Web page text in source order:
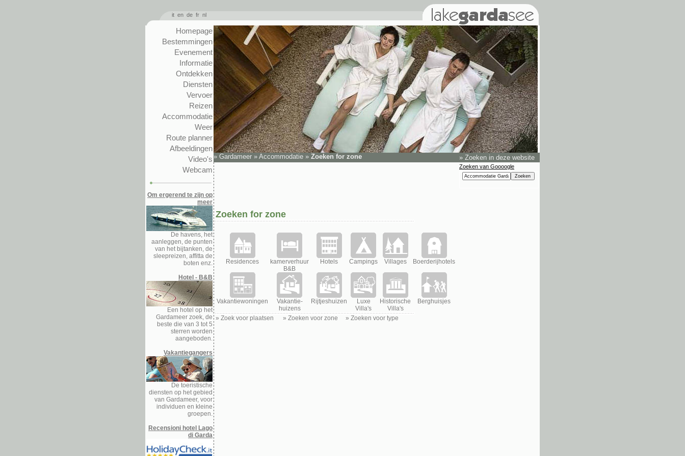
it en de fr nl
Homepage
Bestemmingen
Evenement
Informatie
Ontdekken
Diensten
Vervoer
Reizen
Accommodatie
Weer
Route planner
Afbeeldingen
Video's
Webcam
Om ergerend te zijn op
meer
De havens, het
aanleggen, de punten
van het bijtanken, de
sleepreizen, affitta de
boten enz.
Hotel - B&B
Een hotel op het
Gardameer zoek, de
beste die van 3 tot 5
sterren worden
aangeboden.
Vakantiegangers
De toeristische
diensten op het gebied
van Gardameer, voor
individuen en kleine
groepen.
Recensioni hotel Lago
di Garda
» Gardameer » Accommodatie » Zoeken for zone » Zoeken in deze website
Zoeken for zone
Residences
kamerverhuur
B&B
Hotels Campings Villages Boerderijhotels
Vakantiewoningen
Vakantie-
huizens
Rijtjeshuizen
Luxe
Villa's
Historische
Villa's
Berghuisjes
» Zoek voor plaatsen » Zoeken voor zone » Zoeken voor type
Zoeken van Goooogle